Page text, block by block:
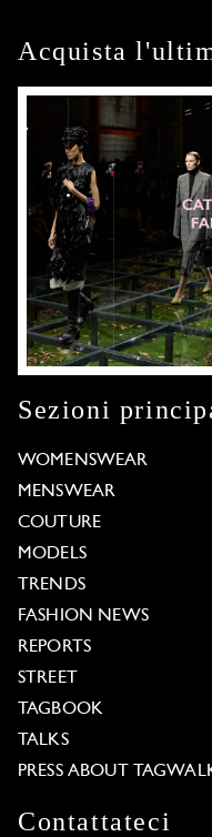
Acquista
Sezioni
WOMENSWEAR
MENSWEAR
COUTURE
MODELS
TRENDS
FASHION NEWS
REPORTS
STREET
TAGBOOK
TALKS
PRESS ABOUT
Contattateci